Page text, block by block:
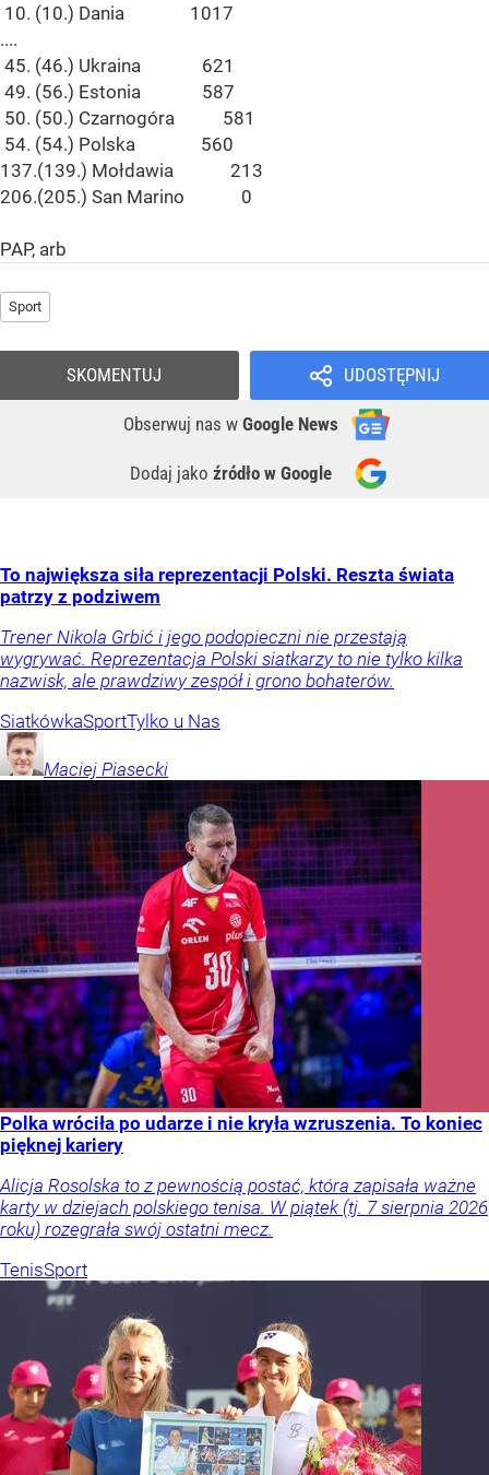
10. (10.) Dania 1017
....
45. (46.) Ukraina 621
49. (56.) Estonia 587
50. (50.) Czarnogóra 581
54. (54.) Polska 560
137.(139.) Mołdawia 213
206.(205.) San Marino 0
PAP, arb
Sport
UDOSTĘPNIJ
Obserwuj nas w Google News
Dodaj jako źródło w Google
SKOMENTUJ
To największa siła reprezentacji Polski. Reszta świata
patrzy z podziwem
Trener Nikola Grbić i jego podopieczni nie przestają
wygrywać. Reprezentacja Polski siatkarzy to nie tylko kilka
nazwisk, ale prawdziwy zespół i grono bohaterów.
SiatkówkaSportTylko u Nas
Maciej Piasecki
Polka wróciła po udarze i nie kryła wzruszenia. To koniec
pięknej kariery
Alicja Rosolska to z pewnością postać, która zapisała ważne
karty w dziejach polskiego tenisa. W piątek (tj. 7 sierpnia 2026
roku) rozegrała swój ostatni mecz.
TenisSport